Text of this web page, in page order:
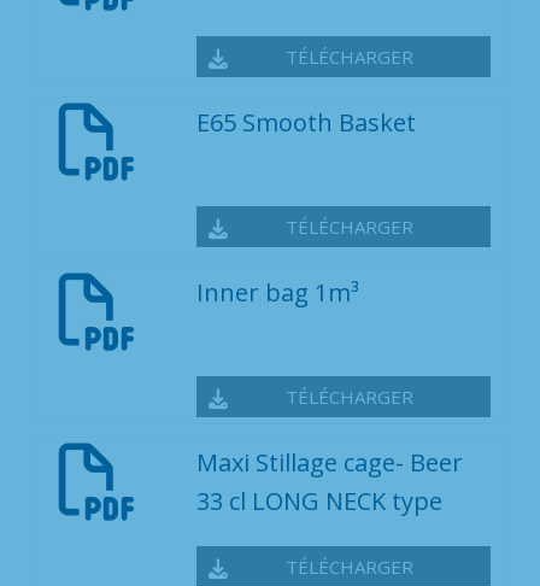
TÉLÉCHARGER
E65 Smooth Basket
TÉLÉCHARGER
Inner bag 1m³
TÉLÉCHARGER
Maxi Stillage cage- Beer
33 cl LONG NECK type
TÉLÉCHARGER